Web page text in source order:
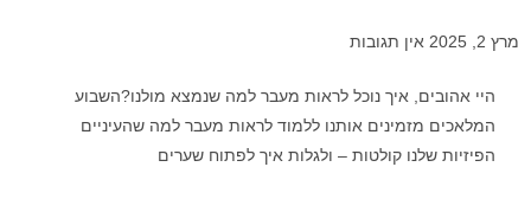
מרץ 2, 2025 אין תגובות
היי אהובים, איך נוכל לראות מעבר למה שנמצא מולנו?השבוע
המלאכים מזמינים אותנו ללמוד לראות מעבר למה שהעיניים
הפיזיות שלנו קולטות – ולגלות איך לפתוח שערים